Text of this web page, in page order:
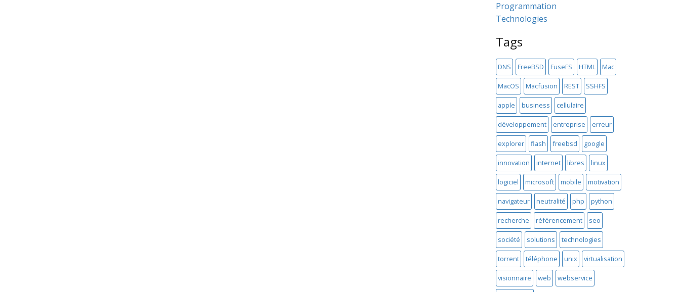
Programmation
Technologies
Tags
DNS FreeBSD FuseFS HTML Mac
MacOS Macfusion REST SSHFS
apple business cellulaire
développement entreprise erreur
explorer flash freebsd google
innovation internet libres linux
logiciel microsoft mobile motivation
navigateur neutralité php python
recherche référencement seo
société solutions technologies
torrent téléphone unix virtualisation
visionnaire web webservice